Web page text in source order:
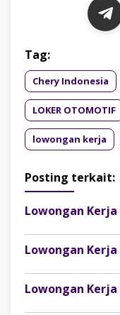
Tag:
Chery Indonesia
LOKER OTOMOTIF
lowongan kerja
Posting terkait: